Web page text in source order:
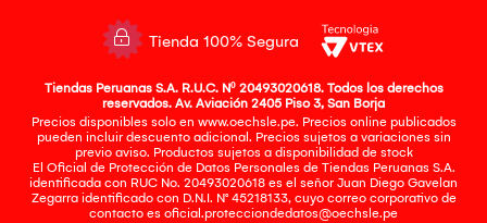
Tienda 100% Segura
Tiendas Peruanas S.A. R.U.C. Nº 20493020618. Todos los derechos
reservados. Av. Aviación 2405 Piso 3, San Borja
Precios disponibles solo en www.oechsle.pe. Precios online publicados
pueden incluir descuento adicional. Precios sujetos a variaciones sin
previo aviso. Productos sujetos a disponibilidad de stock
El Oficial de Protección de Datos Personales de Tiendas Peruanas S.A.
identificada con RUC No. 20493020618 es el señor Juan Diego Gavelan
Zegarra identificado con D.N.I. N° 45218133, cuyo correo corporativo de
contacto es oficial.protecciondedatos@oechsle.pe